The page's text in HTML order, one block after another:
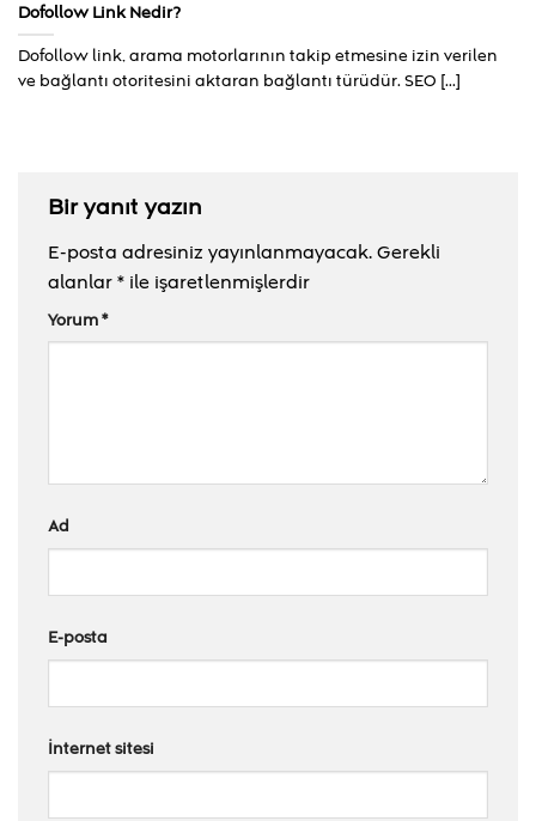
Dofollow Link Nedir?
Dofollow link, arama motorlarının takip etmesine izin verilen
ve bağlantı otoritesini aktaran bağlantı türüdür. SEO [...]
Bir yanıt yazın
E-posta adresiniz yayınlanmayacak.Gerekli
alanlar* ile işaretlenmişlerdir
Yorum*
Ad
E-posta
İnternet sitesi